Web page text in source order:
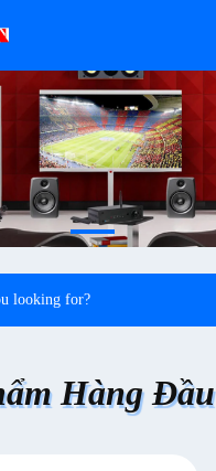
Hàng Đầu